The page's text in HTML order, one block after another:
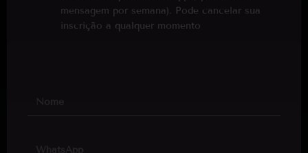
mensagem por semana). Pode cancelar sua
inscrição a qualquer momento